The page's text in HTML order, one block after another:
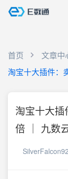
首页
文章中
淘宝十大插件：
淘宝十大
倍 ｜ 九数
SilverFalcon92